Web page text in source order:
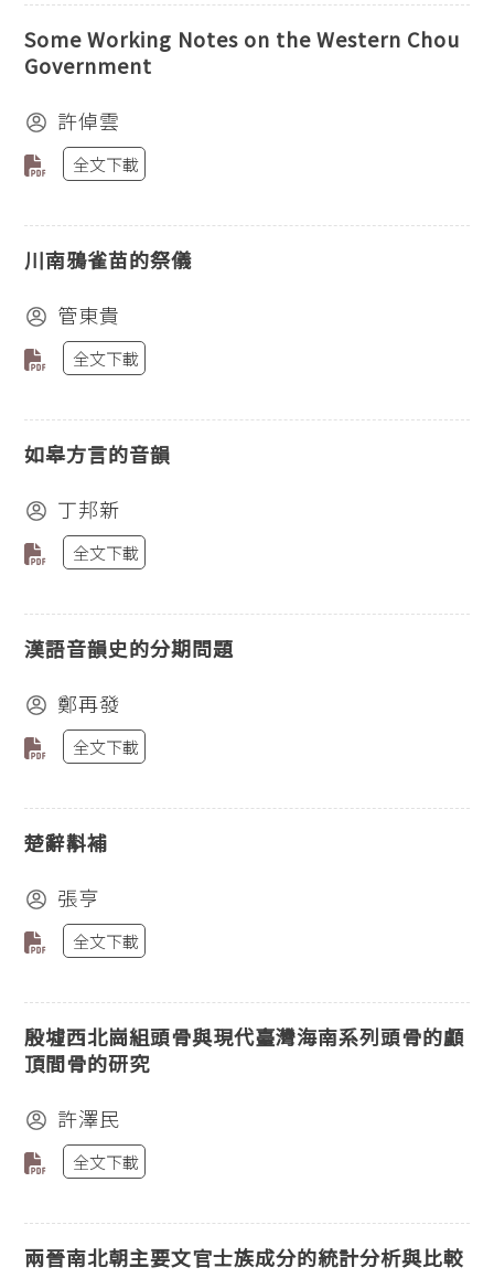
Some Working Notes on the Western Chou
Government
許倬雲
全文下載
川南鴉雀苗的祭儀
管東貴
全文下載
如皋方言的音韻
丁邦新
全文下載
漢語音韻史的分期問題
鄭再發
全文下載
楚辭斠補
張亨
全文下載
殷墟西北崗組頭骨與現代臺灣海南系列頭骨的顱
頂間骨的研究
許澤民
全文下載
兩晉南北朝主要文官士族成分的統計分析與比較